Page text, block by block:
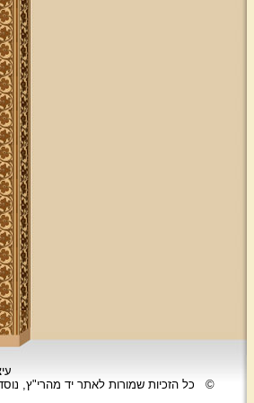
©
כל הזכיות שמורות לאתר יד מהרי"ץ,